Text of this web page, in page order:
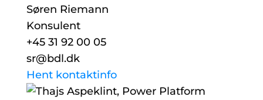
Søren Riemann
Konsulent
+45 31 92 00 05
sr@bdl.dk
Hent kontaktinfo